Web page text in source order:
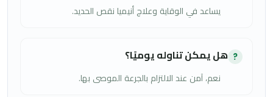
يساعد في الوقاية وعلاج أنيميا نقص الحديد.
? هل يمكن تناوله يوميًا؟
نعم، آمن عند الالتزام بالجرعة الموصى بها.